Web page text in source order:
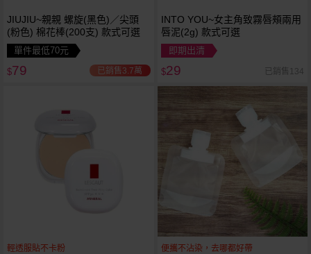
JIUJIU~親親 螺旋(黑色)／尖頭
(粉色) 棉花棒(200支) 款式可選
單件最低70元
$79 已銷售3.7萬
INTO YOU~女主角致霧唇頰兩用
唇泥(2g) 款式可選
即期出清
$29 已銷售134
輕透服貼不卡粉 便攜不沾染，去哪都好帶